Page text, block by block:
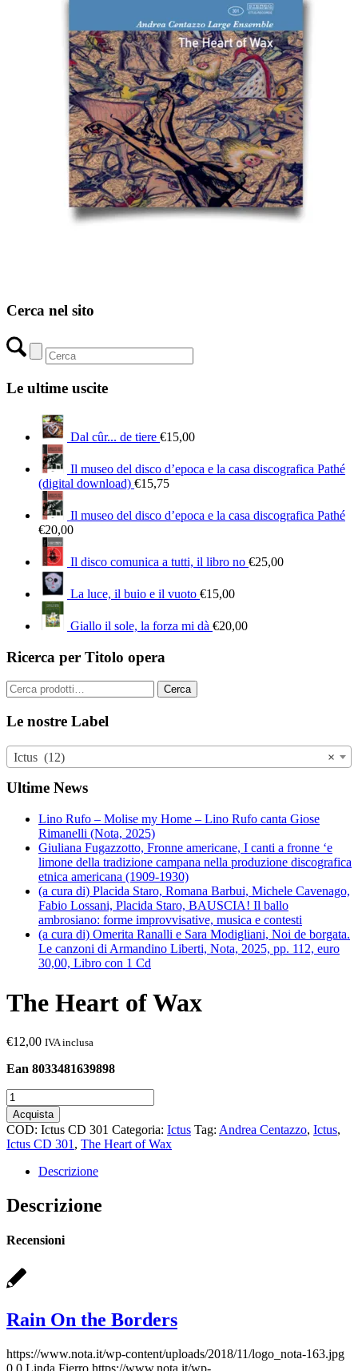
Cerca nel sito
Le ultime uscite
Dal cûr... de tiere €15,00
Il museo del disco d’epoca e la casa discografica Pathé
(digital download) €15,75
Il museo del disco d’epoca e la casa discografica Pathé
€20,00
Il disco comunica a tutti, il libro no €25,00
La luce, il buio e il vuoto €15,00
Giallo il sole, la forza mi dà €20,00
Ricerca per Titolo opera
Cerca: Cerca
Le nostre Label
×
Ictus (12)
Ultime News
Lino Rufo – Molise my Home – Lino Rufo canta Giose
Rimanelli (Nota, 2025)
Giuliana Fugazzotto, Fronne americane, I canti a fronne ‘e
limone della tradizione campana nella produzione discografica
etnica americana (1909-1930)
(a cura di) Placida Staro, Romana Barbui, Michele Cavenago,
Fabio Lossani, Placida Staro, BAUSCIA! Il ballo
ambrosiano: forme improvvisative, musica e contesti
(a cura di) Omerita Ranalli e Sara Modigliani, Noi de borgata.
Le canzoni di Armandino Liberti, Nota, 2025, pp. 112, euro
30,00, Libro con 1 Cd
The Heart of Wax
€12,00 IVA inclusa
Ean 8033481639898
The
Heart
of
Wax
quantità
Acquista
COD: Ictus CD 301 Categoria: Ictus Tag: Andrea Centazzo, Ictus,
Ictus CD 301 , The Heart of Wax
Descrizione
Descrizione
Recensioni
Rain On the Borders
https://www.nota.it/wp-content/uploads/2018/11/logo_nota-163.jpg